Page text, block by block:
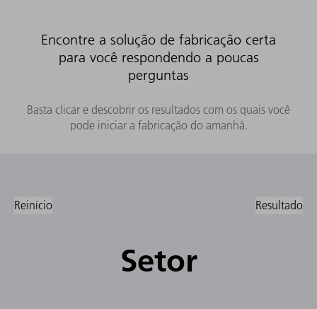
Encontre a solução de fabricação certa
para você respondendo a poucas
perguntas
Basta clicar e descobrir os resultados com os quais você
pode iniciar a fabricação do amanhã.
Reinício
Setor
Resultado